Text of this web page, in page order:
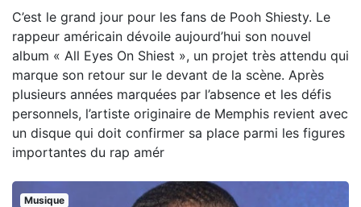
C’est le grand jour pour les fans de Pooh Shiesty. Le
rappeur américain dévoile aujourd’hui son nouvel
album « All Eyes On Shiest », un projet très attendu qui
marque son retour sur le devant de la scène. Après
plusieurs années marquées par l’absence et les défis
personnels, l’artiste originaire de Memphis revient avec
un disque qui doit confirmer sa place parmi les figures
importantes du rap amér
Musique